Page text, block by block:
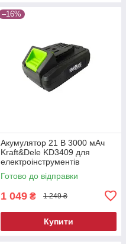
–16%
Акумулятор 21 В 3000 мАч
Kraft&Dele KD3409 для
електроінструментів
Готово до відправки
1 049 ₴ 1 249 ₴
Купити